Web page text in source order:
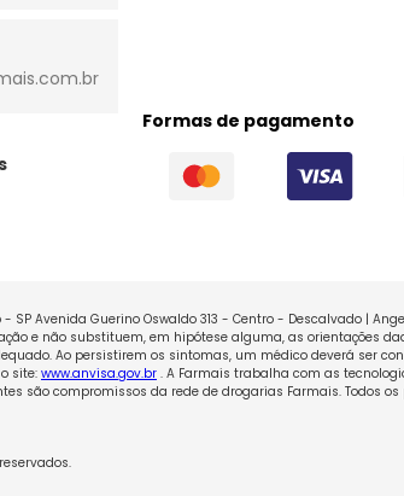
Formas de pagamento
- SP Avenida Guerino Oswaldo 313 - Centro - Descalvado |
e não substituem, em hipótese alguma, as orientações
Ao persistirem os sintomas, um médico deverá ser
site:www.anvisa.gov.br . A Farmais trabalha com as
são compromissos da rede de drogarias Farmais. Todos